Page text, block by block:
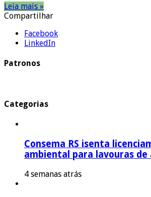
Leia mais »
Compartilhar
Facebook
LinkedIn
Patronos
Categorias
Consema RS isenta
ambiental para lavouras
4 semanas atrás